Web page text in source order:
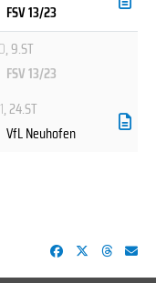
FSV 13/23
, 9.ST
FSV 13/23
, 24.ST
VfL Neuhofen